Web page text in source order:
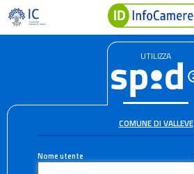
UTILIZZA
COMUNE DI VALLEVE
Nome utente